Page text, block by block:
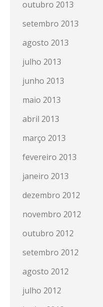
outubro 2013
setembro 2013
agosto 2013
julho 2013
junho 2013
maio 2013
abril 2013
março 2013
fevereiro 2013
janeiro 2013
dezembro 2012
novembro 2012
outubro 2012
setembro 2012
agosto 2012
julho 2012